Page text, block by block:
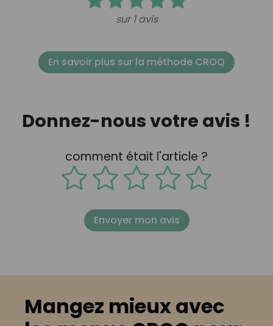
sur 1 avis
En savoir plus sur la méthode CROQ
Donnez-nous votre avis !
comment était l'article ?
Envoyer mon avis
Mangez mieux avec